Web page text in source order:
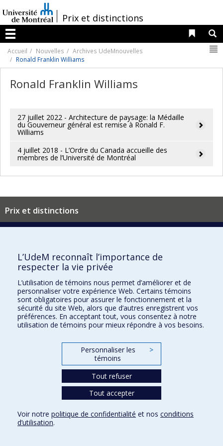
au
contenu
/Prix et distinctions
Menu
Liens
Accueil Nouvelles
Archives UdeMnouvelles
Ronald Franklin Williams
Ronald Franklin Williams
27 juillet 2022 - Architecture de paysage: la Médaille
du Gouverneur général est remise à Ronald F.
Williams
4 juillet 2018 - L’Ordre du Canada accueille des
membres de l’Université de Montréal
Prix et distinctions
Plan du site|Accessibilité
Confidentialité
Conditions d’utilisation
Paramètres des témoins
Université de
Montréal
L’UdeM reconnaît l’importance de
respecter la vie privée
L’utilisation de témoins nous permet d’améliorer et de
personnaliser votre expérience Web. Certains témoins
sont obligatoires pour assurer le fonctionnement et la
sécurité du site Web, alors que d’autres enregistrent vos
préférences. En acceptant tout, vous consentez à notre
utilisation de témoins pour mieux répondre à vos besoins.
Personnaliser les
témoins
>
Tout refuser
Tout accepter
Voir notre politique de confidentialité et nos conditions
d’utilisation.